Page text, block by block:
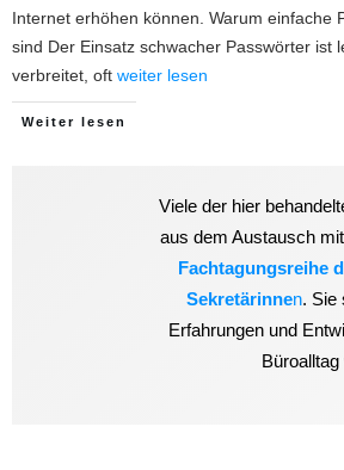
Internet erhöhen können. Warum einfache
sind Der Einsatz schwacher Passwörter ist
verbreitet, oft weiter lesen
Weiter lesen
Viele der hier
aus dem Austausch
Fachtagungsreihe
Sekretärinnen. Sie
Erfahrungen und
Büroalltag